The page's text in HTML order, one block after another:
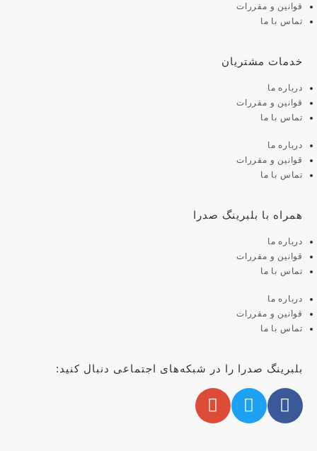
قوانین و مقررات
تماس با ما
خدمات مشتریان
درباره ما
قوانین و مقررات
تماس با ما
درباره ما
قوانین و مقررات
تماس با ما
همراه با بلبرینگ صدرا
درباره ما
قوانین و مقررات
تماس با ما
درباره ما
قوانین و مقررات
تماس با ما
بلبرینگ صدرا را در شبکه‌های اجتماعی دنبال کنید: